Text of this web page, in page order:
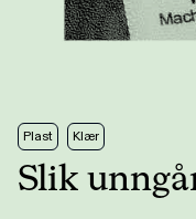
Plast Klær
Slik